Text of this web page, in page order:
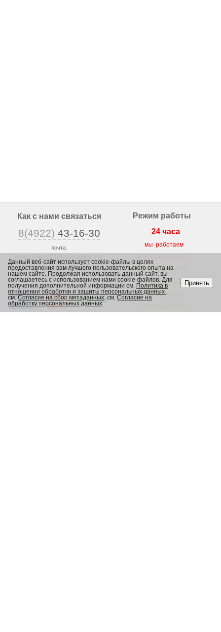
Как с нами связаться
8(4922) 43-16-30
почта:
rosshina33@yandex
г. Владимир,
ул. Юрьевская 1/2,
Режим работы
24 часа
мы работаем
ВЕСЬ ТОВАР НА
САЙТЕ, ЕСЛИ
ЕСТЬ, ЗНАЧИТ
Данный веб-сайт использует cookie-файлы в целях
предоставления вам лучшего пользовательского опыта на
нашем сайте. Продолжая использовать данный сайт, вы
соглашаетесь с использованием нами cookie-файлов. Для
получения дополнительной информации см. Политика в
отношении обработки и защиты персональных данных .
см.Согласие на сбор метаданных. см.Согласие на
обработку персональных данных.
Принять